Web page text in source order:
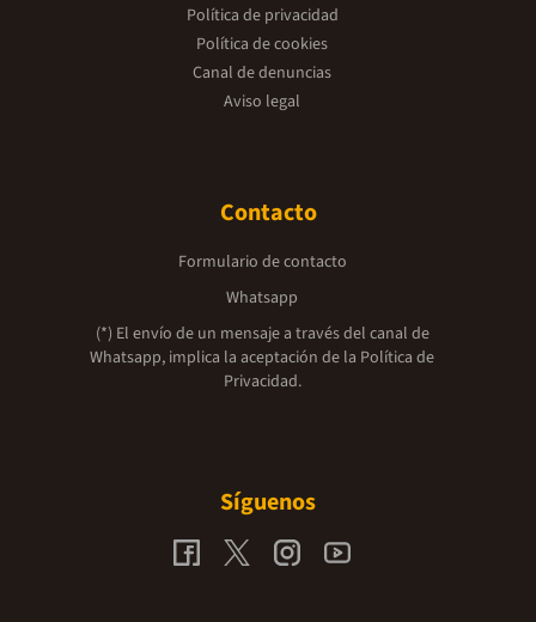
Política de privacidad
Política de cookies
Canal de denuncias
Aviso legal
Contacto
Formulario de contacto
Whatsapp
(*) El envío de un mensaje a través del canal de
Whatsapp, implica la aceptación de la Política de
Privacidad.
Síguenos